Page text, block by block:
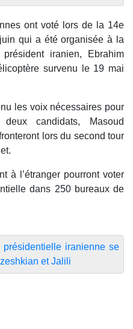
ont voté lors de la 14e
qui a été organisée à la
iranien, Ebrahim
survenu le 19 mai
les voix nécessaires pour
candidats, Masoud
lors du second tour
à l’étranger pourront voter
dans 250 bureaux de
présidentielle iranienne se
et Jalili